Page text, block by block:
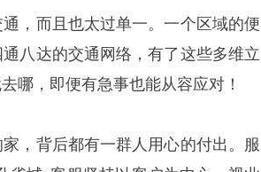
，而且也太过单一。一个区域的便
八达的交通网络，有了这些多维立
哪，即便有急事也能从容应对！
，背后都有一群人用心的付出。服